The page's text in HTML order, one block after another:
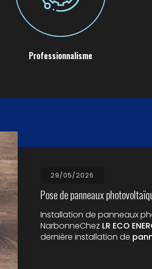
Professionnalisme
29/05/2026
Pose de panneaux
Installation de panneaux
NarbonneChez LR ECO
dernière installation de